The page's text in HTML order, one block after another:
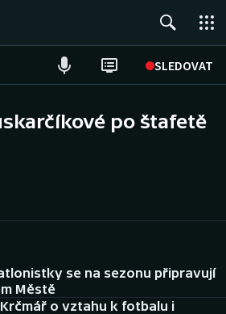
SLEDOVAT
po štafetě
se na sezonu připravují
Městě
o vztahu k fotbalu i